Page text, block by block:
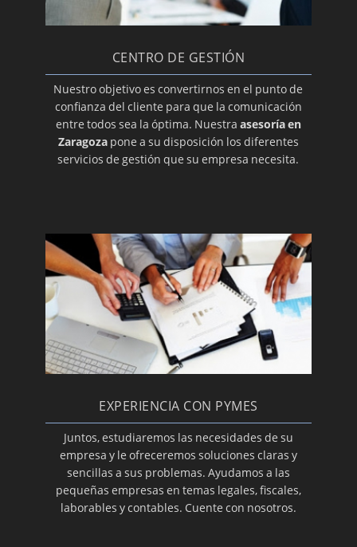
CENTRO DE GESTIÓN
Nuestro objetivo es convertirnos en el punto de
confianza del cliente para que la comunicación
entre todos sea la óptima. Nuestra asesoría en
Zaragoza pone a su disposición los diferentes
servicios de gestión que su empresa necesita.
EXPERIENCIA CON PYMES
Juntos, estudiaremos las necesidades de su
empresa y le ofreceremos soluciones claras y
sencillas a sus problemas. Ayudamos a las
pequeñas empresas en temas legales, fiscales,
laborables y contables. Cuente con nosotros.